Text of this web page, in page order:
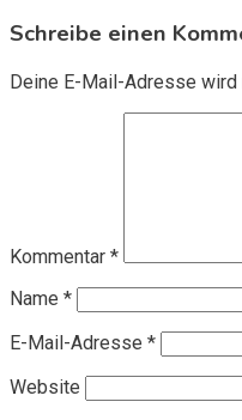
Schreibe einen
Deine E-Mail-Adresse
Kommentar *
Name *
E-Mail-Adresse *
Website